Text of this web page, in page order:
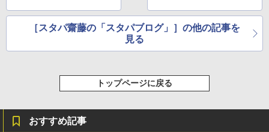
［スタパ齋藤の「スタパブログ」］の他の記事を
見る
トップページに戻る
おすすめ記事